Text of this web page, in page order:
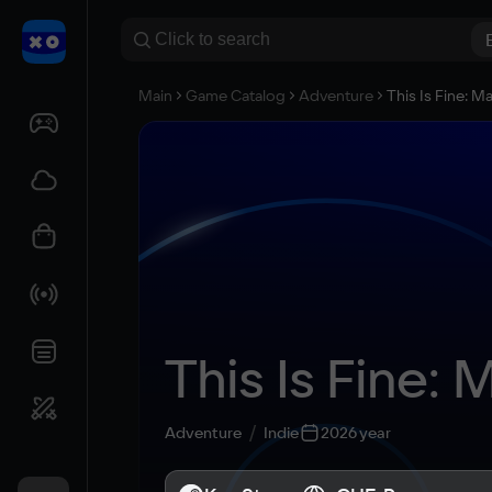
Main Game Catalog Adventure This Is Fine:
This Is Fine:
Adventure Indie 2026 year